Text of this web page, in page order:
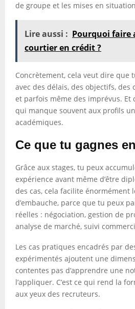
de groupe et les mises en
Lire aussi : Pourquoi faire
courtier en crédit ?
Concrètement, cela veut dire que
avec des délais, des objectifs, des
et parfois même des imprévus. Et
qui manque souvent aux profils
académiques.
Ce que tu gagnes
Grâce aux stages, tu peux
expérience avant même d’être
des cas, cela facilite énormément
d’embauche, parce que tu peux
réelles : négociation, gestion de
analyse de marché, suivi
Les cas pratiques encadrés par
expérimentés ajoutent une
contentes pas d’apprendre une
l’appliquer. C’est ce qui rend la
aux yeux des recruteurs.